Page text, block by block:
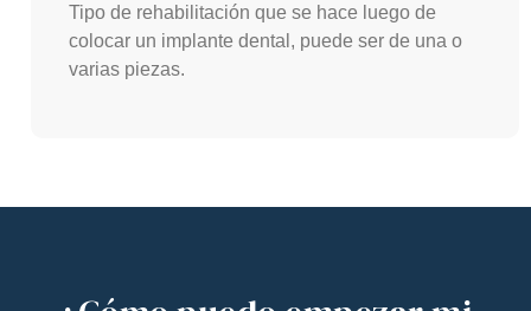
Tipo de rehabilitación que se hace luego de
colocar un implante dental, puede ser de una o
varias piezas.